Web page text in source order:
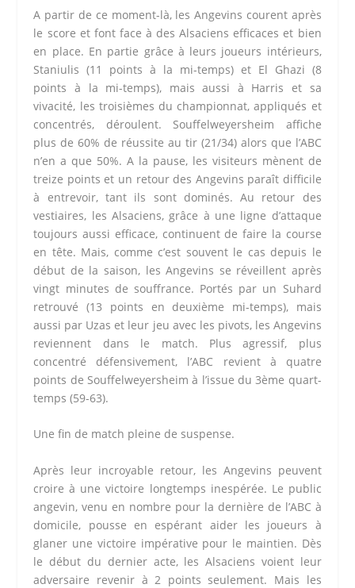
A partir de ce moment-là, les Angevins courent après
le score et font face à des Alsaciens efficaces et bien
en place. En partie grâce à leurs joueurs intérieurs,
Staniulis (11 points à la mi-temps) et El Ghazi (8
points à la mi-temps), mais aussi à Harris et sa
vivacité, les troisièmes du championnat, appliqués et
concentrés, déroulent. Souffelweyersheim affiche
plus de 60% de réussite au tir (21/34) alors que l’ABC
n’en a que 50%. A la pause, les visiteurs mènent de
treize points et un retour des Angevins paraît difficile
à entrevoir, tant ils sont dominés. Au retour des
vestiaires, les Alsaciens, grâce à une ligne d’attaque
toujours aussi efficace, continuent de faire la course
en tête. Mais, comme c’est souvent le cas depuis le
début de la saison, les Angevins se réveillent après
vingt minutes de souffrance. Portés par un Suhard
retrouvé (13 points en deuxième mi-temps), mais
aussi par Uzas et leur jeu avec les pivots, les Angevins
reviennent dans le match. Plus agressif, plus
concentré défensivement, l’ABC revient à quatre
points de Souffelweyersheim à l’issue du 3ème quart-
temps (59-63).
Une fin de match pleine de suspense.
Après leur incroyable retour, les Angevins peuvent
croire à une victoire longtemps inespérée. Le public
angevin, venu en nombre pour la dernière de l’ABC à
domicile, pousse en espérant aider les joueurs à
glaner une victoire impérative pour le maintien. Dès
le début du dernier acte, les Alsaciens voient leur
adversaire revenir à 2 points seulement. Mais les